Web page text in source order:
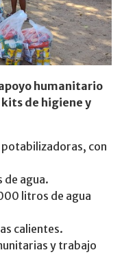
humanitario
kits de higiene y
con
de agua.
litros de agua
calientes.
y trabajo